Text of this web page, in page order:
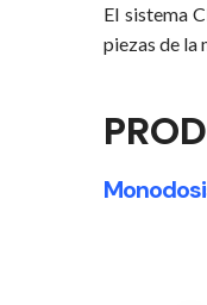
El sistema
piezas de la